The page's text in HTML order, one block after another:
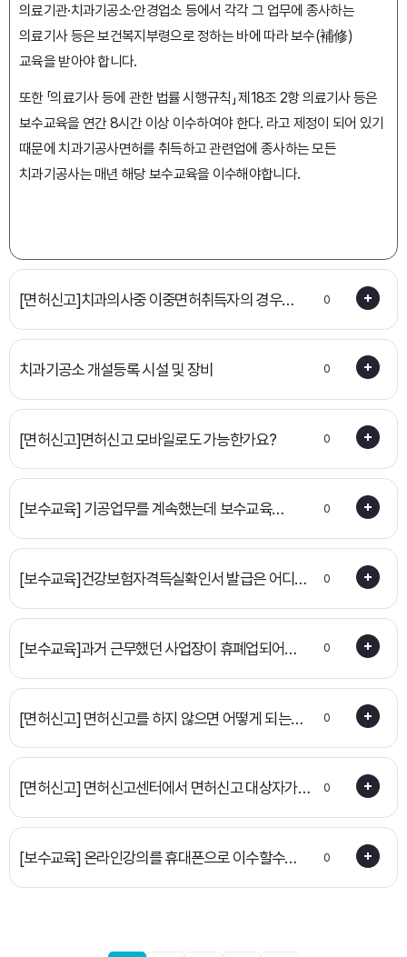
의료기관·치과기공소·안경업소 등에서 각각 그 업무에 종사하는
의료기사 등은 보건복지부령으로 정하는 바에 따라 보수(補修)
교육을 받아야 합니다.
또한 「의료기사 등에 관한 법률 시행규칙」 제18조 2항 의료기사 등은
보수교육을 연간 8시간 이상 이수하여야 한다. 라고 제정이 되어 있기
때문에 치과기공사면허를 취득하고 관련업에 종사하는 모든
치과기공사는 매년 해당 보수교육을 이수해야합니다.
[면허신고]치과의사중 이중면허취득자의 경우
0
치과기공소 개설등록 시설 및 장비 0
[면허신고]면허신고 모바일로도 가능한가요? 0
[보수교육] 기공업무를 계속했는데 보수교육
0
[보수교육]건강보험자격득실확인서 발급은 어디서
0
[보수교육]과거 근무했던 사업장이 휴폐업되어
0
[면허신고] 면허신고를 하지 않으면 어떻게 되는
0
[면허신고] 면허신고센터에서 면허신고 대상자가
0
[보수교육] 온라인강의를 휴대폰으로 이수할수
0